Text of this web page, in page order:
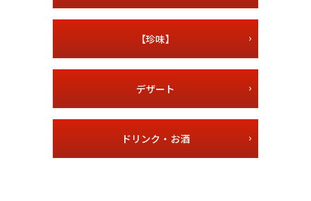
【珍味】
デザート
ドリンク・お酒